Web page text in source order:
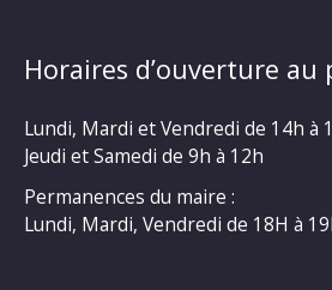
Horaires d’ouverture au
Lundi, Mardi et Vendredi de 14h à
Jeudi et Samedi de 9h à 12h
Permanences du maire :
Lundi, Mardi, Vendredi de 18H à